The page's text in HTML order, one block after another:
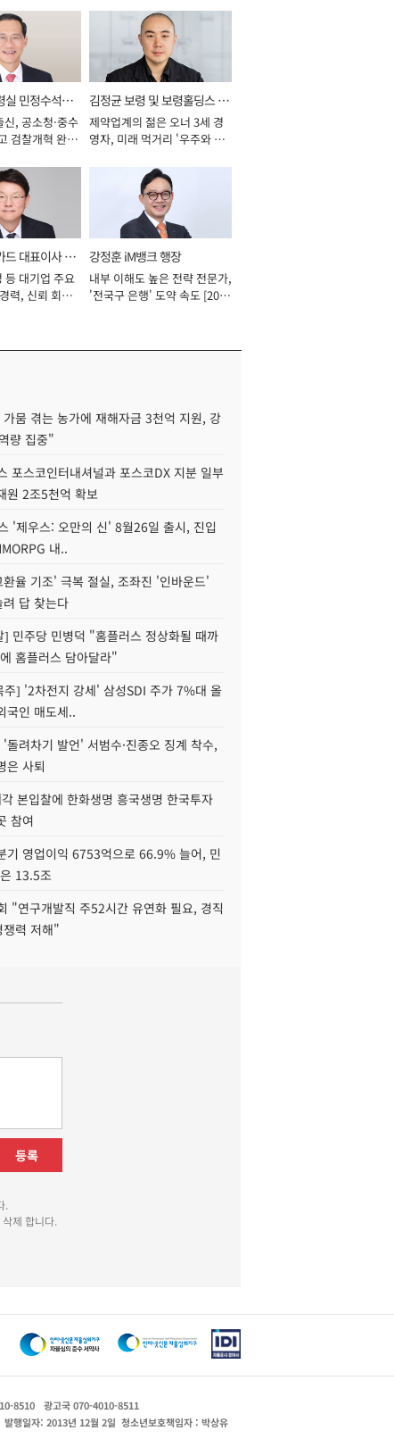
실 민정수석비
, 공소청·중수
검찰개혁 완수
김정균 보령 및 보령홀딩스 대
표이사 사장
제약업계의 젊은 오너 3세 경
영자, 미래 먹거리 '우주와 헬
드 대표이사 사
등 대기업 주요
력, 신뢰 회복
강정훈 iM뱅크 행장
내부 이해도 높은 전략 전문가,
'전국구 은행' 도약 속도 [2026
뭄 겪는 농가에 재해자금 3천억 지원, 강
량 집중"
포스코인터내셔널과 포스코DX 지분 일부
원 2조5천억 확보
'제우스: 오만의 신' 8월26일 출시, 진입
내..
율 기조' 극복 절실, 조좌진 '인바운드'
답 찾는다
민주당 민병덕 "홈플러스 정상화될 때까
홈플러스 담아달라"
주] '2차전지 강세' 삼성SDI 주가 7%대 올
국인 매도세..
돌려차기 발언' 서범수·진종오 징계 착수,
은 사퇴
본입찰에 한화생명 흥국생명 한국투자
참여
기 영업이익 6753억으로 66.9% 늘어, 민
13.5조
"연구개발직 주52시간 유연화 필요, 경직
쟁력 저해"
등록
.
제 합니다.
8510
광고국 070-4010-8511
발행일자: 2013년 12월 2일 청소년보호책임자 : 박상유